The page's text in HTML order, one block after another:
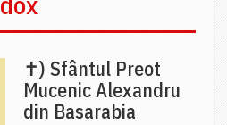
✝) Sfântul Preot
Mucenic Alexandru
din Basarabia